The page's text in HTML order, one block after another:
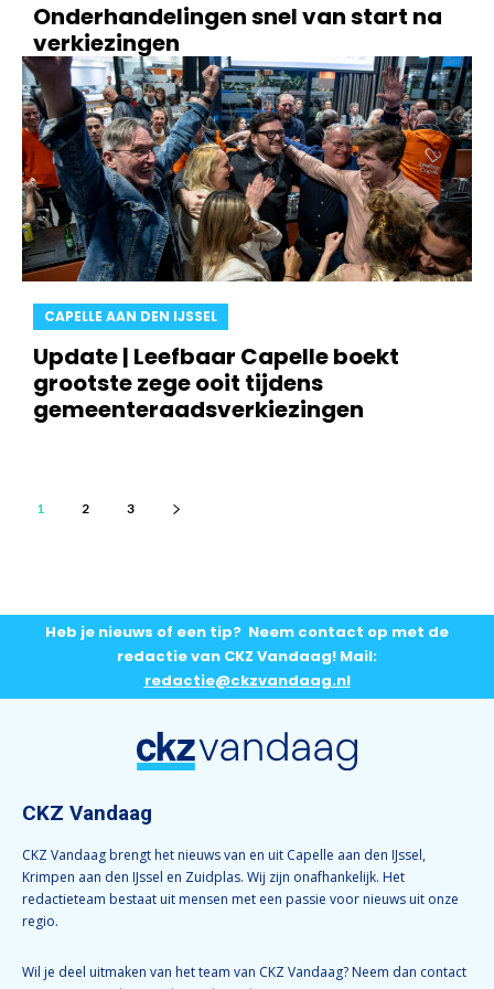
Onderhandelingen snel van start na
verkiezingen
CAPELLE AAN DEN IJSSEL
Update | Leefbaar Capelle boekt
grootste zege ooit tijdens
gemeenteraadsverkiezingen
1 2 3
Heb je nieuws of een tip? Neem contact op met de
redactie van CKZ Vandaag! Mail:
redactie@ckzvandaag.nl
CKZ Vandaag
CKZ Vandaag brengt het nieuws van en uit Capelle aan den IJssel,
Krimpen aan den IJssel en Zuidplas. Wij zijn onafhankelijk. Het
redactieteam bestaat uit mensen met een passie voor nieuws uit onze
regio.
Wil je deel uitmaken van het team van CKZ Vandaag? Neem dan contact